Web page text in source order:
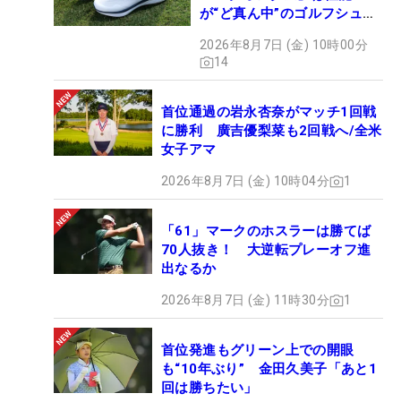
が“ど真ん中”のゴルフシュー
2026年8月7日 (金) 10時00分
14
首位通過の岩永杏奈がマッチ1回戦
に勝利 廣吉優梨菜も2回戦へ/全米
女子アマ
2026年8月7日 (金) 10時04分 1
「61」マークのホスラーは勝てば
70人抜き！ 大逆転プレーオフ進
出なるか
2026年8月7日 (金) 11時30分 1
首位発進もグリーン上での開眼
も“10年ぶり” 金田久美子「あと1
回は勝ちたい」